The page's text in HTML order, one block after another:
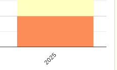
2025